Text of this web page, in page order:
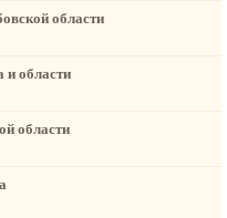
области
и области
области